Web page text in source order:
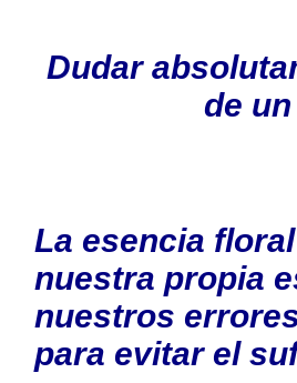
Dudar
de
La esencia
nuestra propia
nuestros
para evitar el